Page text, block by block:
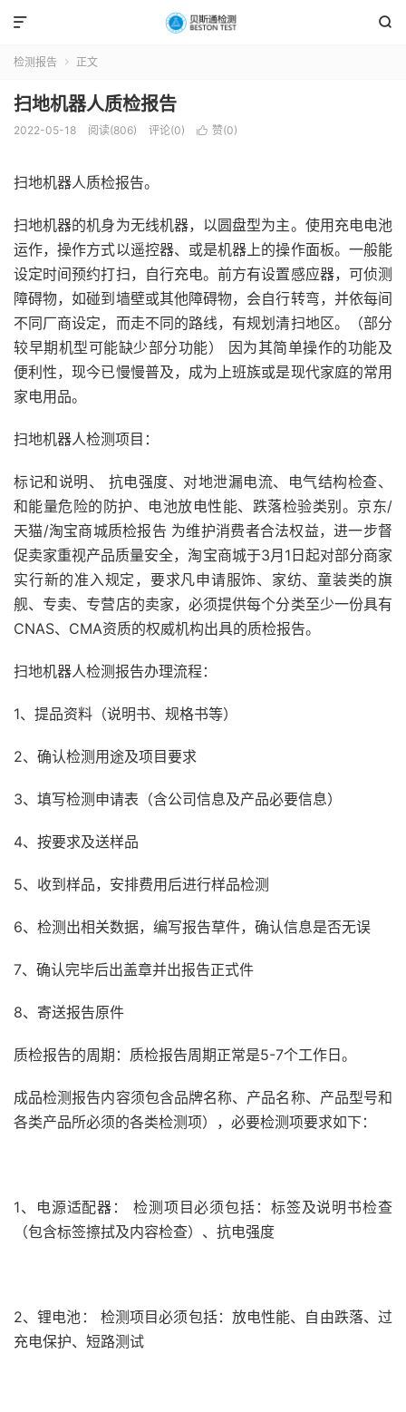


检测报告  正文
扫地机器人质检报告
2022-05-18 阅读(806) 评论(0)  赞(0)
扫地机器人质检报告。
扫地机器的机身为无线机器，以圆盘型为主。使用充电电池
运作，操作方式以遥控器、或是机器上的操作面板。一般能
设定时间预约打扫，自行充电。前方有设置感应器，可侦测
障碍物，如碰到墙壁或其他障碍物，会自行转弯，并依每间
不同厂商设定，而走不同的路线，有规划清扫地区。（部分
较早期机型可能缺少部分功能） 因为其简单操作的功能及
便利性，现今已慢慢普及，成为上班族或是现代家庭的常用
家电用品。
扫地机器人检测项目：
标记和说明、 抗电强度、对地泄漏电流、电气结构检查、
和能量危险的防护、电池放电性能、跌落检验类别。京东/
天猫/淘宝商城质检报告 为维护消费者合法权益，进一步督
促卖家重视产品质量安全，淘宝商城于3月1日起对部分商家
实行新的准入规定，要求凡申请服饰、家纺、童装类的旗
舰、专卖、专营店的卖家，必须提供每个分类至少一份具有
CNAS、CMA资质的权威机构出具的质检报告。
扫地机器人检测报告办理流程：
1、提品资料（说明书、规格书等）
2、确认检测用途及项目要求
3、填写检测申请表（含公司信息及产品必要信息）
4、按要求及送样品
5、收到样品，安排费用后进行样品检测
6、检测出相关数据，编写报告草件，确认信息是否无误
7、确认完毕后出盖章并出报告正式件
8、寄送报告原件
质检报告的周期：质检报告周期正常是5-7个工作日。
成品检测报告内容须包含品牌名称、产品名称、产品型号和
各类产品所必须的各类检测项），必要检测项要求如下：
1、电源适配器： 检测项目必须包括：标签及说明书检查
（包含标签擦拭及内容检查）、抗电强度
2、锂电池： 检测项目必须包括：放电性能、自由跌落、过
充电保护、短路测试